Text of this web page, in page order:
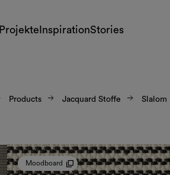
Projekte InspirationStories
Products Jacquard Stoffe Slalom
Moodboard